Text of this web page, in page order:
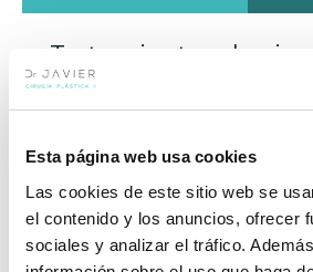
Esta página web usa cookies
Las cookies de este sitio web se
el contenido y los anuncios, ofrecer
sociales y analizar el tráfico.
Tratamientos de
AUMENTO DE PECHO
COLLADO